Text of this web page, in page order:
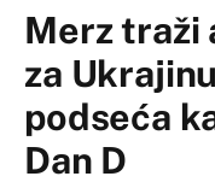
Merz traži
za
podseća
Dan D